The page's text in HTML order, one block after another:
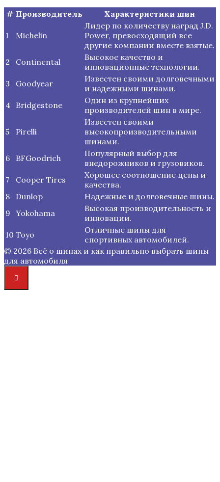
# Производитель Характеристики шин
1 Michelin
Лидер по количеству наград J.D.
Power, превосходящий все
другие компании вместе взятые.
2
Continental
Высокое качество и
инновационные технологии.
3
Goodyear
Известен своими долговечными
и надежными шинами.
4 Bridgestone
Один из крупнейших
производителей шин в мире.
5 Pirelli
Известен своими
высокопроизводительными
шинами.
6
BFGoodrich
Популярный выбор для
внедорожников и грузовиков.
7
Cooper Tires
Хорошее соотношение цены и
качества.
8
Dunlop
Надежные и долговечные шины.
9 Yokohama
Высокая производительность и
инновации.
10 Toyo
Отличные шины для
спортивных автомобилей.
© 2026 Всё о шинах и как правильно выбрать шины
для автомобиля